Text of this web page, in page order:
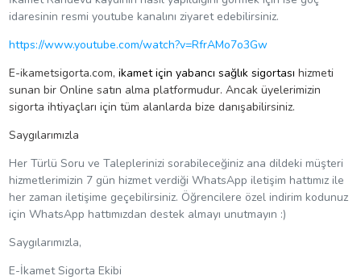
idaresinin resmi youtube kanalını ziyaret edebilirsiniz.
https://www.youtube.com/watch?v=RfrAMo7o3Gw
E-ikametsigorta.com, ikamet için yabancı sağlık sigortası hizmeti
sunan bir Online satın alma platformudur. Ancak üyelerimizin
sigorta ihtiyaçları için tüm alanlarda bize danışabilirsiniz.
Saygılarımızla
Her Türlü Soru ve Taleplerinizi sorabileceğiniz ana dildeki müşteri
hizmetlerimizin 7 gün hizmet verdiği WhatsApp iletişim hattımız ile
her zaman iletişime geçebilirsiniz. Öğrencilere özel indirim kodunuz
için WhatsApp hattımızdan destek almayı unutmayın :)
Saygılarımızla,
E-İkamet Sigorta Ekibi